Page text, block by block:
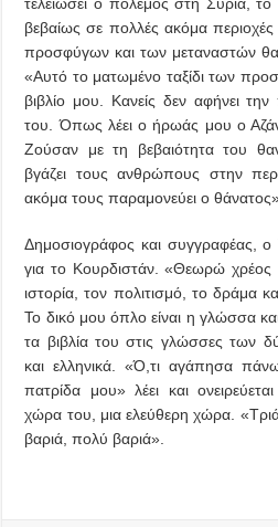
βεβαίως σε πολλές ακόμα
προσφύγων και των μεταναστών θα
«Αυτό το ματωμένο ταξίδι των
βιβλίο μου. Κανείς δεν αφήνει
του. Όπως λέει ο ήρωάς μου ο
Ζούσαν με τη βεβαιότητα του
βγάζει τους ανθρώπους στην
ακόμα τους παραμονεύει ο
Δημοσιογράφος και συγγραφέας, ο
για το Κουρδιστάν. «Θεωρώ
ιστορία, τον πολιτισμό, το δράμα
Το δικό μου όπλο είναι η γλώσσα
τα βιβλία του στις γλώσσες των
και ελληνικά. «Ό,τι αγάπησα
πατρίδα μου» λέει και
χώρα του, μια ελεύθερη χώρα.
βαριά, πολύ βαριά».